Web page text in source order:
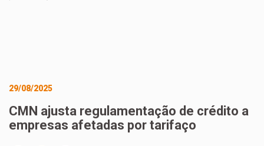
29/08/2025
CMN ajusta regulamentação de crédito a
empresas afetadas por tarifaço